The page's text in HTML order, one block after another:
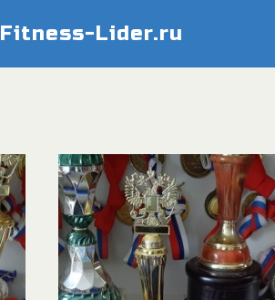
Fitness-Lider.ru